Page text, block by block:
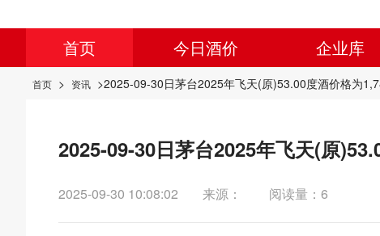
首页 今日酒价 企业库
首页 > 资讯 >2025-09-30日茅台2025年飞天(原)53.00度酒价格为
2025-09-30日茅台2025年飞天(原
2025-09-30 10:08:02 来源： 阅读量：6